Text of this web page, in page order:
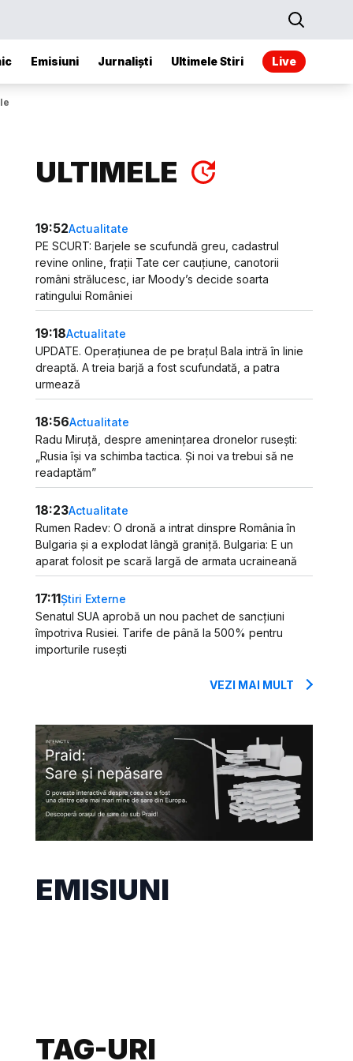
Emisiuni Jurnaliști Ultimele Stiri Live
ULTIMELE
19:52Actualitate
PE SCURT: Barjele se scufundă greu, cadastrul
revine online, frații Tate cer cauțiune, canotorii
români strălucesc, iar Moody’s decide soarta
ratingului României
19:18Actualitate
UPDATE. Operațiunea de pe brațul Bala intră în linie
dreaptă. A treia barjă a fost scufundată, a patra
urmează
18:56Actualitate
Radu Miruță, despre amenințarea dronelor rusești:
„Rusia își va schimba tactica. Și noi va trebui să ne
readaptăm”
18:23Actualitate
Rumen Radev: O dronă a intrat dinspre România în
Bulgaria și a explodat lângă graniță. Bulgaria: E un
aparat folosit pe scară largă de armata ucraineană
17:11Știri Externe
Senatul SUA aprobă un nou pachet de sancțiuni
împotriva Rusiei. Tarife de până la 500% pentru
importurile rusești
VEZI MAI MULT
EMISIUNI
TAG-URI